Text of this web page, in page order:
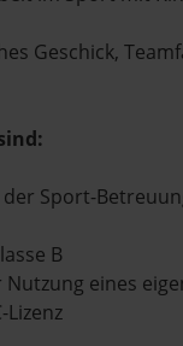
Geschick,
Sport-
B
eines